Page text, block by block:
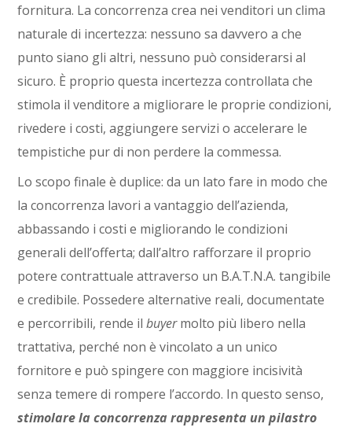
fornitura. La concorrenza crea nei venditori un clima
naturale di incertezza: nessuno sa davvero a che
punto siano gli altri, nessuno può considerarsi al
sicuro. È proprio questa incertezza controllata che
stimola il venditore a migliorare le proprie condizioni,
rivedere i costi, aggiungere servizi o accelerare le
tempistiche pur di non perdere la commessa.
Lo scopo finale è duplice: da un lato fare in modo che
la concorrenza lavori a vantaggio dell’azienda,
abbassando i costi e migliorando le condizioni
generali dell’offerta; dall’altro rafforzare il proprio
potere contrattuale attraverso un B.A.T.N.A. tangibile
e credibile. Possedere alternative reali, documentate
e percorribili, rende ilbuyermolto più libero nella
trattativa, perché non è vincolato a un unico
fornitore e può spingere con maggiore incisività
senza temere di rompere l’accordo. In questo senso,
stimolare la concorrenza rappresenta un pilastro